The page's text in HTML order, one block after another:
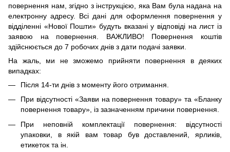
повернення нам, згідно з інструкцією, яка Вам була надана на
електронну адресу. Всі дані для оформлення повернення у
відділенні «Нової Пошти» будуть вказані у відповіді на лист із
заявою на повернення. ВАЖЛИВО! Повернення коштів
здійснюється до 7 робочих днів з дати подачі заявки.
На жаль, ми не зможемо прийняти повернення в деяких
випадках:
Після 14-ти днів з моменту його отримання.
При відсутності «Заяви на повернення товару» та «Бланку
повернення товару», із зазначенням причини повернення.
При неповній комплектації повернення: відсутності
упаковки, в якій вам товар був доставлений, ярликів,
етикеток та ін.